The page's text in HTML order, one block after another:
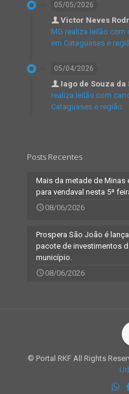
05/05/2026
Victor Neves
MG realiza leilão com
em Cataguases e
05/04/2026
Iago de Souza da
realiza leilão com
Cataguases e região.
Posts Recentes
Mais da metade de Minas
para vendaval nesta 5ª
08/06/2026
Prospera São João é
pacote de investimentos
município.
08/06/2026
© Portal RKF All Rights